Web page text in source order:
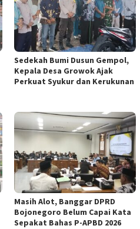
Sedekah Bumi Dusun Gempol,
Kepala Desa Growok Ajak
Perkuat Syukur dan Kerukunan
Masih Alot, Banggar DPRD
Bojonegoro Belum Capai Kata
Sepakat Bahas P-APBD 2026